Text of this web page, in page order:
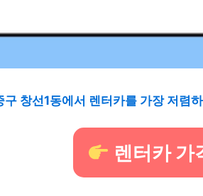
구 창선1동에서 렌터카를 가장 저렴
렌터카 가